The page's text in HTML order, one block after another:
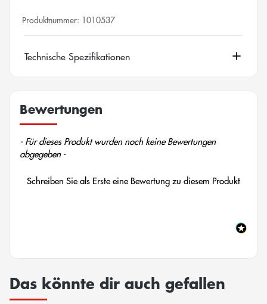
Produktnummer: 1010537
Technische Spezifikationen
Bewertungen
- Für dieses Produkt wurden noch keine Bewertungen
abgegeben -
Schreiben Sie als Erste eine Bewertung zu diesem Produkt
New content loaded
Das könnte dir auch gefallen